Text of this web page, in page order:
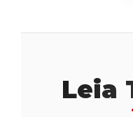
Leia